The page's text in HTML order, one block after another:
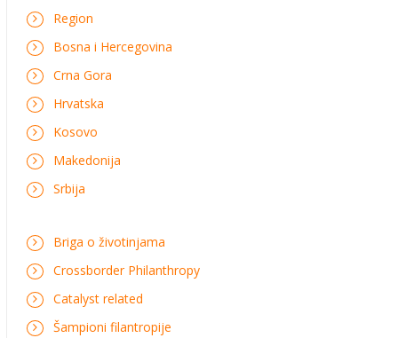
Region
Bosna i Hercegovina
Crna Gora
Hrvatska
Kosovo
Makedonija
Srbija
Briga o životinjama
Crossborder Philanthropy
Catalyst related
Šampioni filantropije